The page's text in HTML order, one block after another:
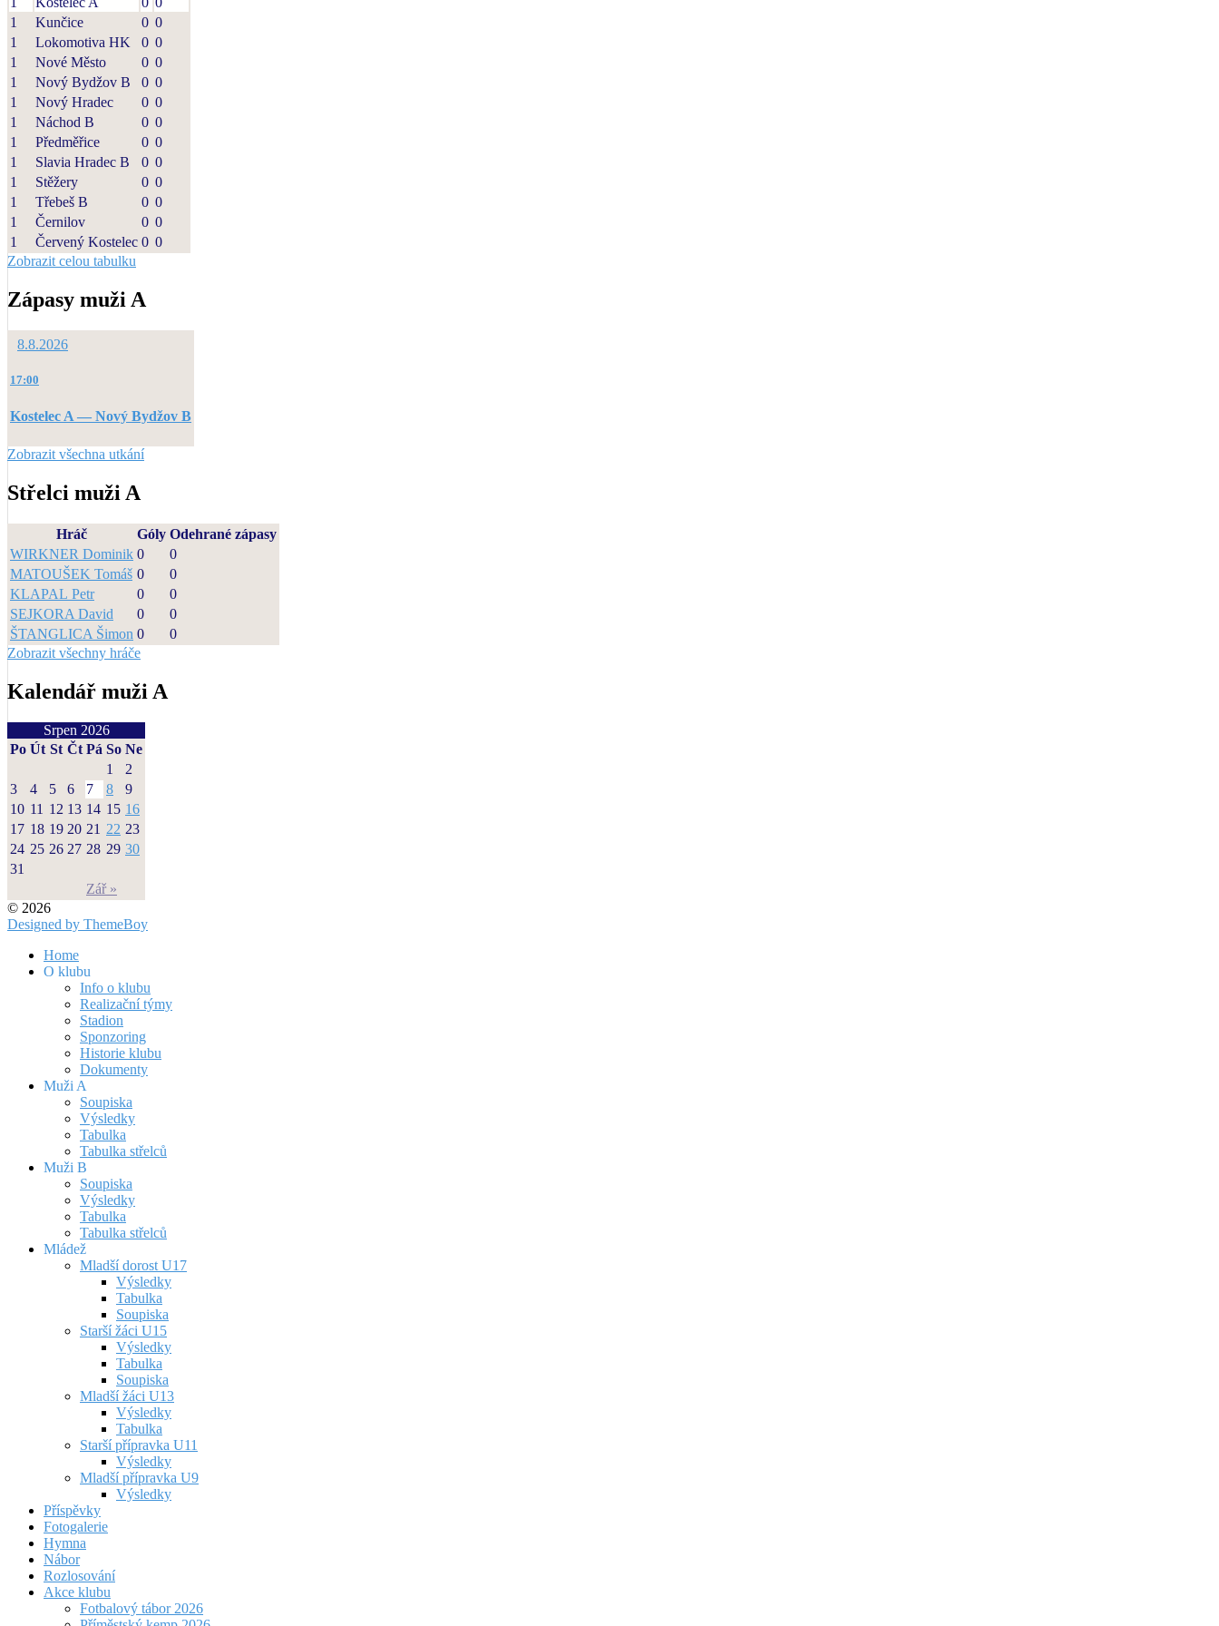
1
Kunčice 0 0
1
Lokomotiva HK 0 0
1
Nové Město 0 0
1
Nový Bydžov B 0 0
1
Nový Hradec 0 0
1
Náchod B 0 0
1
Předměřice 0 0
1
Slavia Hradec B 0 0
1
Stěžery 0 0
1
Třebeš B 0 0
1
Černilov 0 0
1
Červený Kostelec 0 0
Zobrazit celou tabulku
Zápasy muži A
8.8.2026
17:00
Kostelec A — Nový Bydžov B
Zobrazit všechna utkání
Střelci muži A
Hráč Góly Odehrané zápasy
WIRKNER Dominik 0
0
MATOUŠEK Tomáš 0
0
KLAPAL Petr
0
0
SEJKORA David
0
0
ŠTANGLICA Šimon 0
0
Zobrazit všechny hráče
Kalendář muži A
Srpen 2026
Po Út St Čt Pá So Ne
Zář »
1
2
3
4 5 6 7 8
9
10 11 12 13 14 15 16
17 18 19 20 21 22 23
24 25 26 27 28 29 30
31
© 2026
Designed by ThemeBoy
Home
O klubu
Info o klubu
Realizační týmy
Stadion
Sponzoring
Historie klubu
Dokumenty
Muži A
Soupiska
Výsledky
Tabulka
Tabulka střelců
Muži B
Soupiska
Výsledky
Tabulka
Tabulka střelců
Mládež
Mladší dorost U17
Výsledky
Tabulka
Soupiska
Starší žáci U15
Výsledky
Tabulka
Soupiska
Mladší žáci U13
Výsledky
Tabulka
Starší přípravka U11
Výsledky
Mladší přípravka U9
Výsledky
Příspěvky
Fotogalerie
Hymna
Nábor
Rozlosování
Akce klubu
Fotbalový tábor 2026